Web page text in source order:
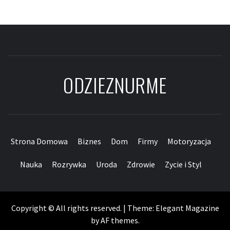
ODZIEZNURME
Strona Domowa Biznes Dom Firmy Motoryzacja
Nauka Rozrywka Uroda Zdrowie Zycie i Styl
Copyright © All rights reserved. | Theme: Elegant Magazine
byAF themes.